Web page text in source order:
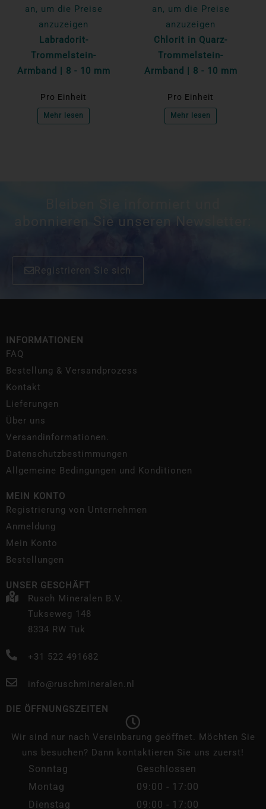
an, um die Preise
anzuzeigen
Labradorit-
Trommelstein-
Armband | 8 - 10 mm
Pro Einheit
Mehr lesen
an, um die Preise
anzuzeigen
Chlorit in Quarz-
Trommelstein-
Armband | 8 - 10 mm
Pro Einheit
Mehr lesen
abonnieren Sie unseren Newsletter:
Registrieren Sie sich
INFORMATIONEN
FAQ
Bestellung & Versandprozess
Kontakt
Lieferungen
Über uns
Versandinformationen.
Datenschutzbestimmungen
Allgemeine Bedingungen und Konditionen
MEIN KONTO
Registrierung von Unternehmen
Anmeldung
Mein Konto
Bestellungen
UNSER GESCHÄFT
Rusch Mineralen B.V.
Tukseweg 148
8334 RW Tuk
+31 522 491682
info@ruschmineralen.nl
DIE ÖFFNUNGSZEITEN
Wir sind nur nach Vereinbarung geöffnet. Möchten Sie
uns besuchen? Dann kontaktieren Sie uns zuerst!
Sonntag
Geschlossen
Montag
09:00 - 17:00
Dienstag
09:00 - 17:00